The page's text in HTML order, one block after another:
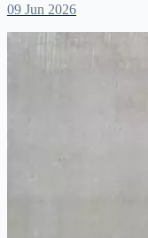
09 Jun 2026